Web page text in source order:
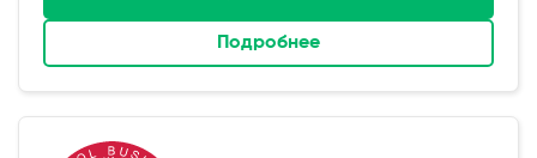
Подробнее